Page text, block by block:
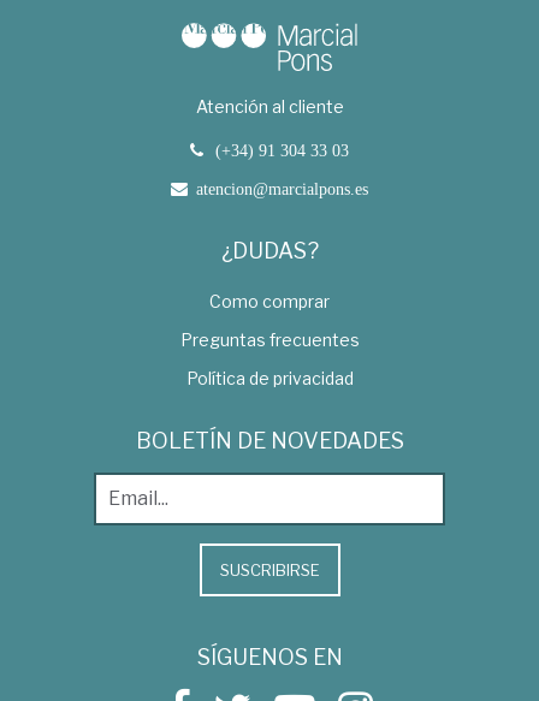
Atención al cliente
(+34) 91 304 33 03
atencion@marcialpons.es
¿DUDAS?
Como comprar
Preguntas frecuentes
Política de privacidad
BOLETÍN DE NOVEDADES
SUSCRIBIRSE
SÍGUENOS EN